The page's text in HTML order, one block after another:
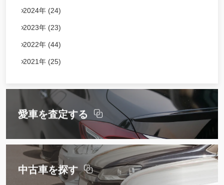
2024年 (24)
2023年 (23)
2022年 (44)
2021年 (25)
愛車を査定する
中古車を探す